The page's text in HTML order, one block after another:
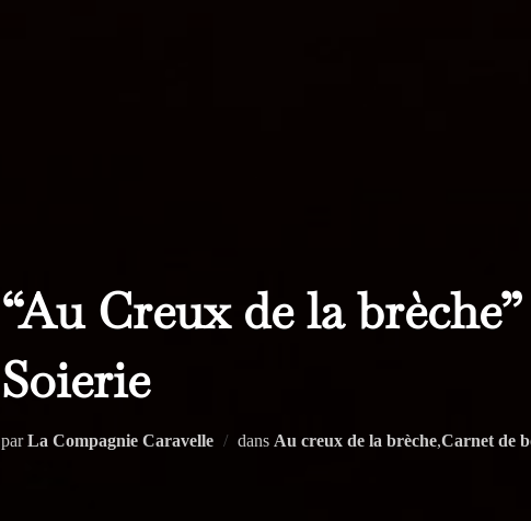
“Au Creux de la
Soierie
parLa Compagnie Caravelle dans Au creux de la brèche,Carnet de